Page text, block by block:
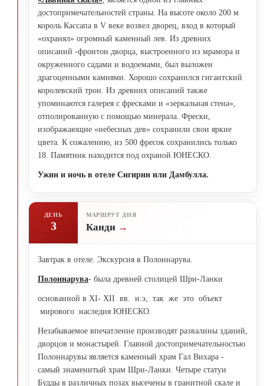
достопримечательностей страны. На высоте около 200 м
король Кассапа в V веке возвел дворец, вход в который
«охранял» огромный каменный лев. Из древних
описаний -фронтон дворца, выстроенного из мрамора и
окруженного садами и водоемами, был выложен
драгоценными камнями. Хорошо сохранился гигантский
королевский трон. Из древних описаний также
упоминаются галерея с фресками и «зеркальная стена»,
отполированную с помощью минерала. Фрески,
изображающие «небесных дев» сохранили свои яркие
цвета. К сожалению, из 500 фресок сохранились только
18. Памятник находится под охраной ЮНЕСКО.
Ужин и ночь в отеле Сигирии или Дамбулла.
ДЕНЬ
3
МАРШРУТ ДНЯ
Канди
Завтрак в отеле. Экскурсия в Полоннарува.
Полоннарува- была древней столицей Шри-Ланки
основанной в XI- XII вв. н.э, так же это объект
мирового наследия ЮНЕСКО.
Незабываемое впечатление производят развалины зданий,
дворцов и монастырей. Главной достопримечательностью
Полоннарувы является каменный храм Гал Вихара -
самый знаменитый храм Шри-Ланки. Четыре статуи
Будды в различных позах высечены в гранитной скале и